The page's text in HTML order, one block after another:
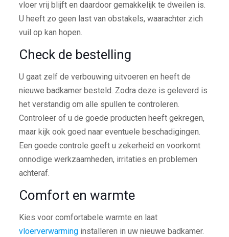
vloer vrij blijft en daardoor gemakkelijk te dweilen is.
U heeft zo geen last van obstakels, waarachter zich
vuil op kan hopen.
Check de bestelling
U gaat zelf de verbouwing uitvoeren en heeft de
nieuwe badkamer besteld. Zodra deze is geleverd is
het verstandig om alle spullen te controleren.
Controleer of u de goede producten heeft gekregen,
maar kijk ook goed naar eventuele beschadigingen.
Een goede controle geeft u zekerheid en voorkomt
onnodige werkzaamheden, irritaties en problemen
achteraf.
Comfort en warmte
Kies voor comfortabele warmte en laat
vloerverwarminginstalleren in uw nieuwe badkamer.